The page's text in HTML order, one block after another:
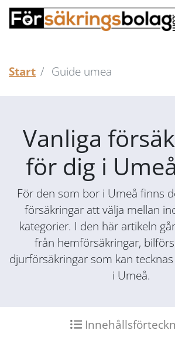
Start Guide umea
Vanliga
för dig i
För den som bor i Umeå finns
försäkringar att välja mellan
kategorier. I den här artikeln
från hemförsäkringar,
djurförsäkringar som kan
i Umeå.